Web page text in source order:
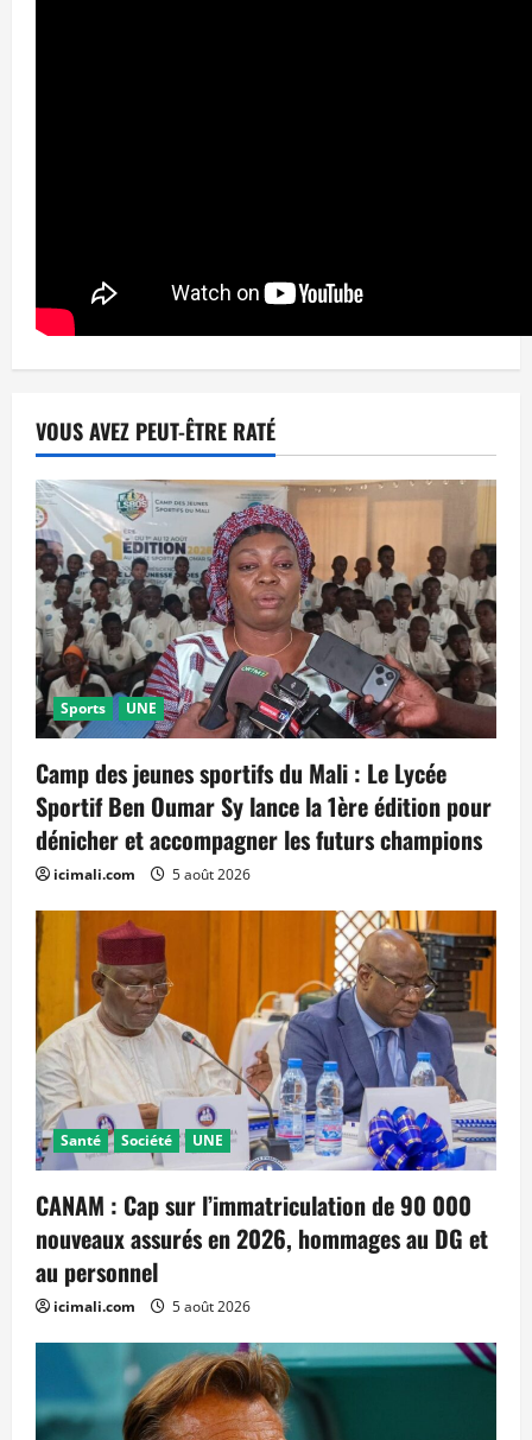
VOUS AVEZ PEUT-ÊTRE RATÉ
Sports UNE
Camp des jeunes sportifs du Mali : Le Lycée
Sportif Ben Oumar Sy lance la 1ère édition pour
dénicher et accompagner les futurs champions
icimali.com 5 août 2026
Santé Société UNE
CANAM : Cap sur l’immatriculation de 90 000
nouveaux assurés en 2026, hommages au DG et
au personnel
icimali.com 5 août 2026